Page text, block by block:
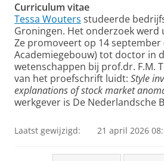
Curriculum vitae
Tessa Wouters studeerde
Groningen. Het onderzoek werd
Ze promoveert op 14 september
Academiegebouw) tot doctor in
wetenschappen bij prof.dr. F.M.
van het proefschrift luidt: Style
explanations of stock market
werkgever is De Nederlandsche
Laatst gewijzigd: 21 april 2026